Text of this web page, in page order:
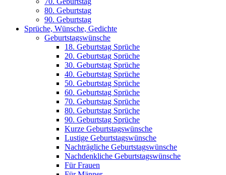
80. Geburtstag
90. Geburtstag
Sprüche, Wünsche, Gedichte
Geburtstagswünsche
18. Geburtstag Sprüche
20. Geburtstag Sprüche
30. Geburtstag Sprüche
40. Geburtstag Sprüche
50. Geburtstag Sprüche
60. Geburtstag Sprüche
70. Geburtstag Sprüche
80. Geburtstag Sprüche
90. Geburtstag Sprüche
Kurze Geburtstagswünsche
Lustige Geburtstagswünsche
Nachträgliche Geburtstagswünsche
Nachdenkliche Geburtstagswünsche
Für Frauen